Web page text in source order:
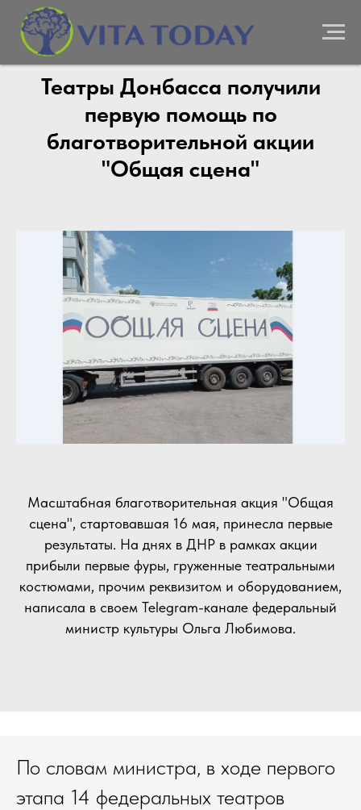
Театры Донбасса получили
первую помощь по
благотворительной акции
"Общая сцена"
Масштабная благотворительная акция "Общая
сцена", стартовавшая 16 мая, принесла первые
результаты. На днях в ДНР в рамках акции
прибыли первые фуры, груженные театральными
костюмами, прочим реквизитом и оборудованием,
написала в своем Telegram-канале федеральный
министр культуры Ольга Любимова.
По словам министра, в ходе первого
этапа 14 федеральных театров